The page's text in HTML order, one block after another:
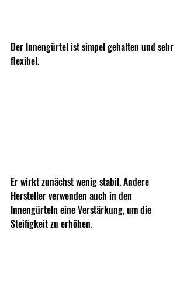
Der Innengürtel ist simpel gehalten und sehr
flexibel.
Er wirkt zunächst wenig stabil. Andere
Hersteller verwenden auch in den
Innengürteln eine Verstärkung, um die
Steifigkeit zu erhöhen.